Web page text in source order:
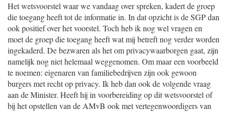
Het wetsvoorstel waar we vandaag over spreken, kadert de groep
die toegang heeft tot de informatie in. In dat opzicht is de SGP dan
ook positief over het voorstel. Toch heb ik nog wel vragen en
moet de groep die toegang heeft wat mij betreft nog verder worden
ingekaderd. De bezwaren als het om privacywaarborgen gaat, zijn
namelijk nog niet helemaal weggenomen. Om maar een voorbeeld
te noemen: eigenaren van familiebedrijven zijn ook gewoon
burgers met recht op privacy. Ik heb dan ook de volgende vraag
aan de Minister. Heeft hij in voorbereiding op dit wetsvoorstel of
bij het opstellen van de AMvB ook met vertegenwoordigers van